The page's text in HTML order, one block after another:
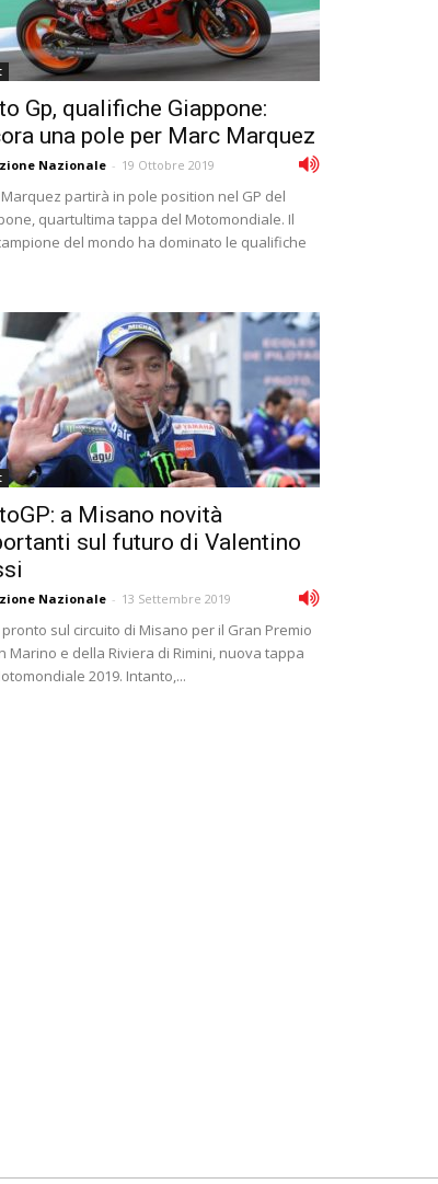
Gp, qualifiche Giappone:
una pole per Marc Marquez
Nazionale - 19 Ottobre 2019
partirà in pole position nel GP del
quartultima tappa del Motomondiale. Il
del mondo ha dominato le qualifiche
a Misano novità
sul futuro di Valentino
Nazionale - 13 Settembre 2019
sul circuito di Misano per il Gran Premio
Marino e della Riviera di Rimini, nuova tappa
2019. Intanto,...